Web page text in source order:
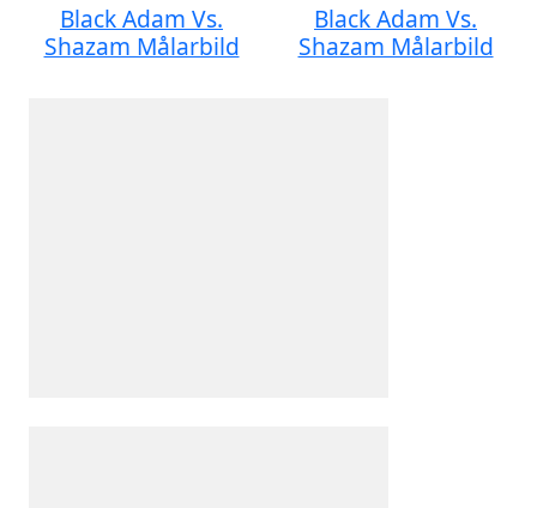
Black Adam Vs.
Shazam Målarbild
Black Adam Vs.
Shazam Målarbild